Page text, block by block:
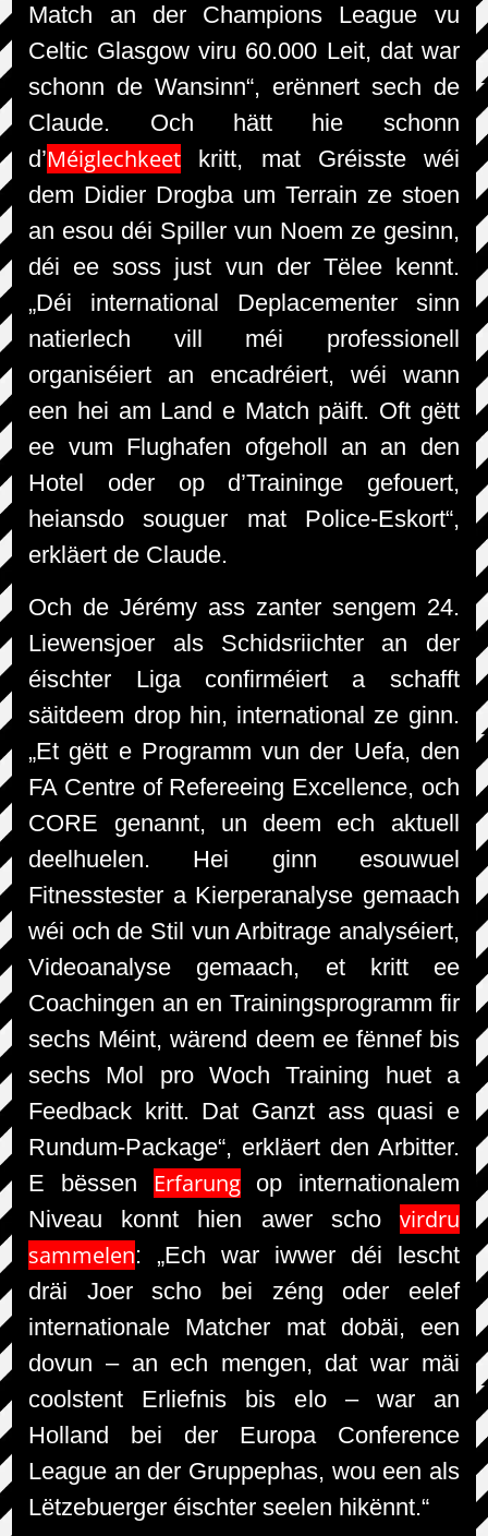
Match an der Champions League vu
Celtic Glasgow viru 60.000 Leit, dat war
schonn de Wansinn“, erënnert sech de
Claude. Och hätt hie schonn
d’Méiglechkeet kritt, mat Gréisste wéi
dem Didier Drogba um Terrain ze stoen
an esou déi Spiller vun Noem ze gesinn,
déi ee soss just vun der Tëlee kennt.
„Déi international Deplacementer sinn
natierlech vill méi professionell
organiséiert an encadréiert, wéi wann
een hei am Land e Match päift. Oft gëtt
ee vum Flughafen ofgeholl an an den
Hotel oder op d’Traininge gefouert,
heiansdo souguer mat Police-Eskort“,
erkläert de Claude.
Och de Jérémy ass zanter sengem 24.
Liewensjoer als Schidsriichter an der
éischter Liga confirméiert a schafft
säitdeem drop hin, international ze ginn.
„Et gëtt e Programm vun der Uefa, den
FA Centre of Refereeing Excellence, och
CORE genannt, un deem ech aktuell
deelhuelen. Hei ginn esouwuel
Fitnesstester a Kierperanalyse gemaach
wéi och de Stil vun Arbitrage analyséiert,
Videoanalyse gemaach, et kritt ee
Coachingen an en Trainingsprogramm fir
sechs Méint, wärend deem ee fënnef bis
sechs Mol pro Woch Training huet a
Feedback kritt. Dat Ganzt ass quasi e
Rundum-Package“, erkläert den Arbitter.
E bëssen Erfarungop internationalem
Niveau konnt hien awer scho virdru
sammelen: „Ech war iwwer déi lescht
dräi Joer scho bei zéng oder eelef
internationale Matcher mat dobäi, een
dovun – an ech mengen, dat war mäi
coolstent Erliefnis bis elo – war an
Holland bei der Europa Conference
League an der Gruppephas, wou een als
Lëtzebuerger éischter seelen hikënnt.“